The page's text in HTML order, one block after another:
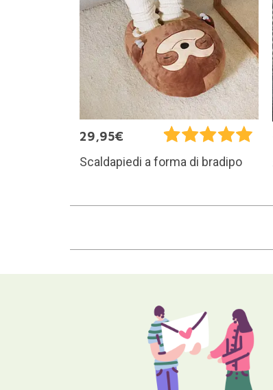
29,95€
Scaldapiedi a forma di bradipo